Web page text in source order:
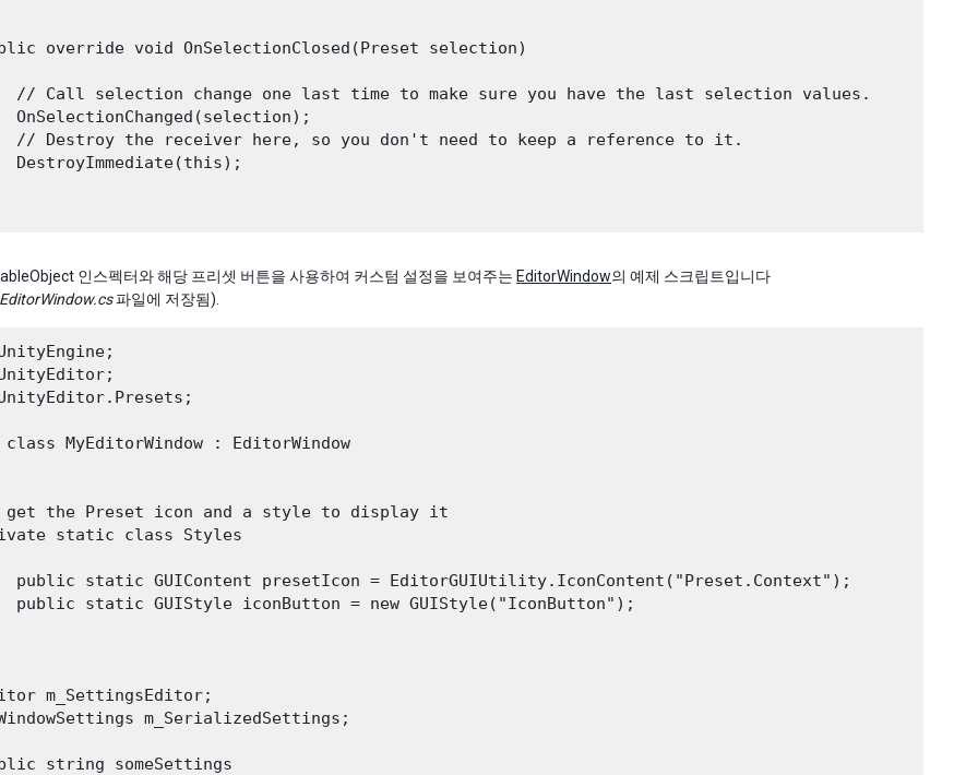
override void OnSelectionClosed(Preset selection)
// Call selection change one last time to make sure you have the last selection values.
OnSelectionChanged(selection);
// Destroy the receiver here, so you don't need to keep a reference to it.
DestroyImmediate(this);
인스펙터와 해당 프리셋 버튼을 사용하여 커스텀 설정을 보여주는 EditorWindow의 예제 스크립트입니다
파일에 저장됨).
MyEditorWindow : EditorWindow
get the Preset icon and a style to display it
static class Styles
public static GUIContent presetIcon = EditorGUIUtility.IconContent("Preset.Context");
public static GUIStyle iconButton = new GUIStyle("IconButton");
m_SettingsEditor;
m_SerializedSettings;
string someSettings